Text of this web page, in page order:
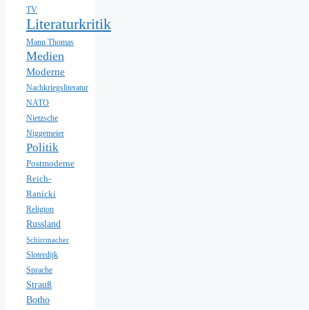
TV
Literaturkritik
Mann Thomas
Medien
Moderne
Nachkriegsliteratur
NATO
Nietzsche
Niggemeier
Politik
Postmoderne
Reich-
Ranicki
Religion
Russland
Schirrmacher
Sloterdijk
Sprache
Strauß
Botho